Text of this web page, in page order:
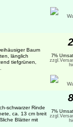
Baum
länglich
tiefgrünen,
7%
schwarzer Rinde
ca. 13 cm breit
Blätter mit
7%